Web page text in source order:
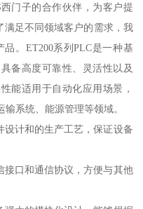
门子的合作伙伴，为客户提
满足不同领域客户的需求，我
品。ET200系列PLC是一种基
备高度可靠性、灵活性以及
能适用于自动化应用场景，
系统、能源管理等领域。
设计和的生产工艺，保证设备
接口和通信协议，方便与其他